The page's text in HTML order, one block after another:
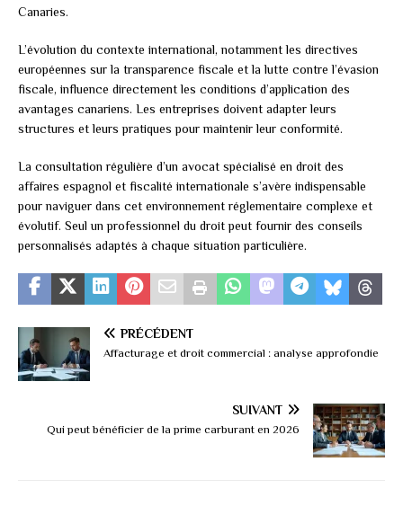
Canaries.
L’évolution du contexte international, notamment les directives
européennes sur la transparence fiscale et la lutte contre l’évasion
fiscale, influence directement les conditions d’application des
avantages canariens. Les entreprises doivent adapter leurs
structures et leurs pratiques pour maintenir leur conformité.
La consultation régulière d’un avocat spécialisé en droit des
affaires espagnol et fiscalité internationale s’avère indispensable
pour naviguer dans cet environnement réglementaire complexe et
évolutif. Seul un professionnel du droit peut fournir des conseils
personnalisés adaptés à chaque situation particulière.
PRÉCÉDENT
Affacturage et droit commercial : analyse approfondie
SUIVANT
Qui peut bénéficier de la prime carburant en 2026